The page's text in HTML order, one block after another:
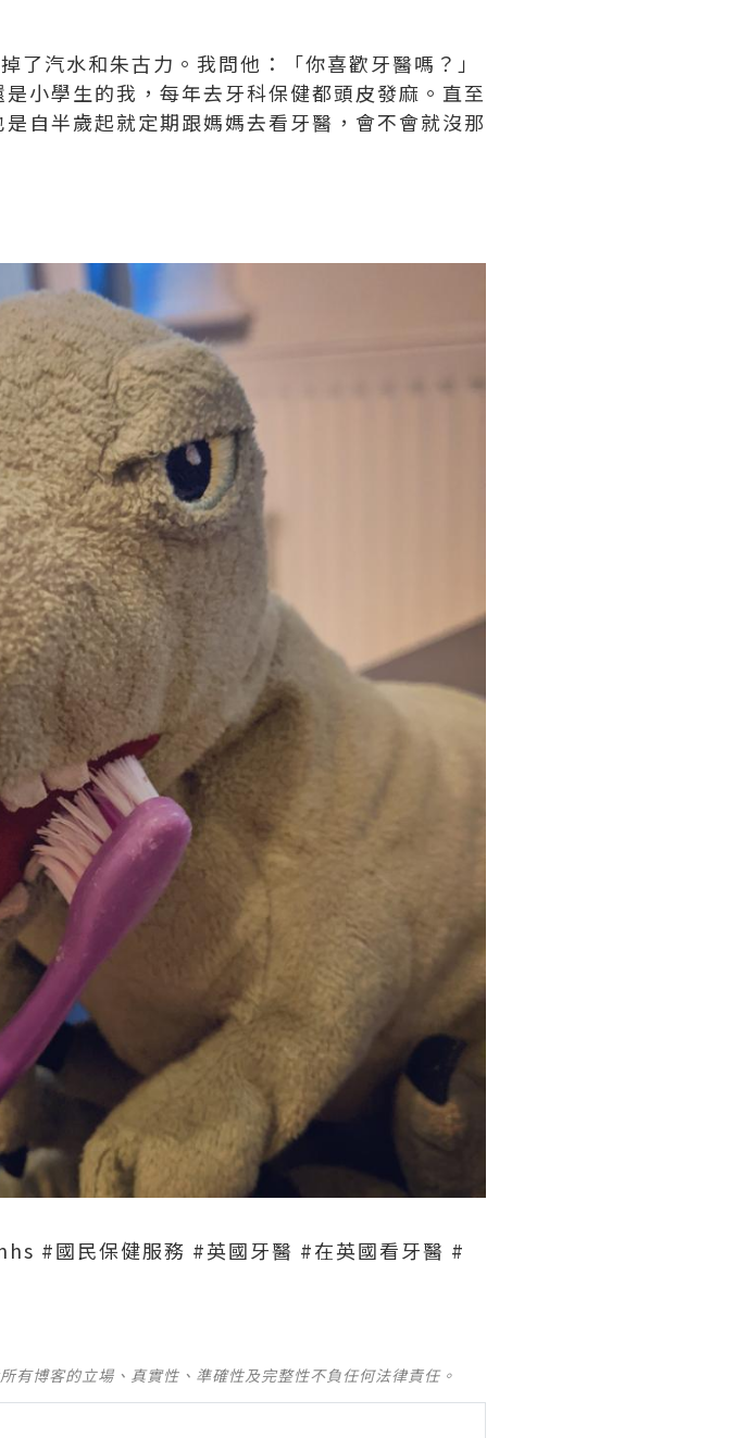
了汽水和朱古力。我問他：「你喜歡牙醫嗎？」
小學生的我，每年去牙科保健都頭皮發麻。直至
自半歲起就定期跟媽媽去看牙醫，會不會就沒那
#國民保健服務 #英國牙醫 #在英國看牙醫 #
有博客的立場、真實性、準確性及完整性不負任何法律責任。